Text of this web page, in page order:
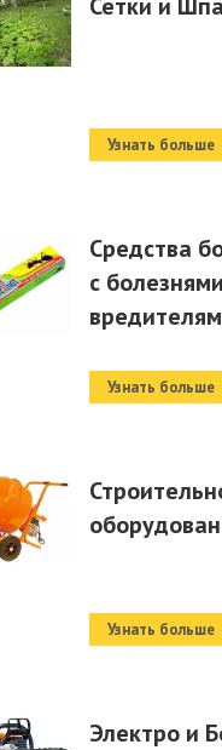
Узнать больше
Средства
с
Узнать больше
Узнать больше
Электро и